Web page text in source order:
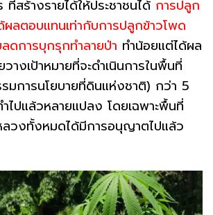
สร้างรายได้ให้ประชาชนได้ การปลูก
ลตอบแทนเท่ากับการปลูกข้าวโพด
ดการบุกรุกทำลายป่า ทำน้อยแต่ได้ผล
างเป้าหมายที่จะดำเนินการในพื้นที่
มการนโยบายที่ดินแห่งชาติ) กว่า 5
ไปแล้วหลายแปลง โดยเฉพาะพื้นที่
ลวงทั้งหมดได้มีการอนุญาตไปแล้ว